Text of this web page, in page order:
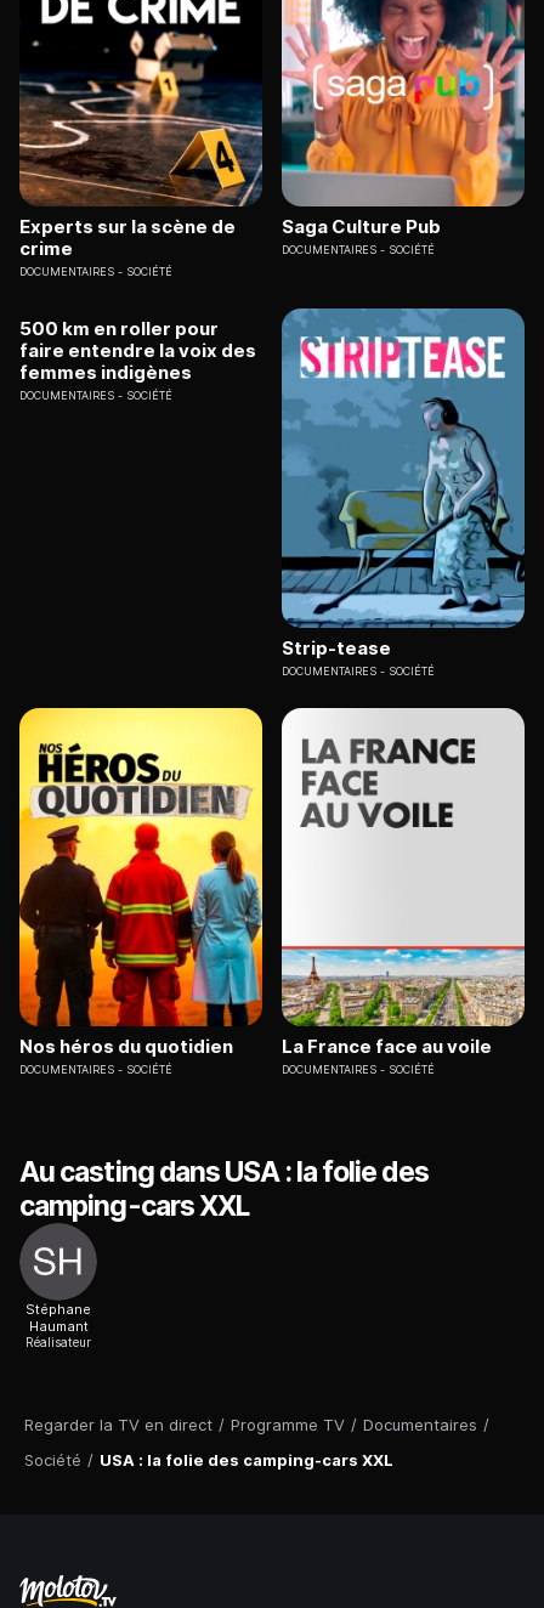
Regarder la TV en direct / Programme TV / Documentaires /
Société / USA : la folie des camping-cars XXL
Experts sur la scène de
crime
DOCUMENTAIRES SOCIÉTÉ
Saga Culture Pub
DOCUMENTAIRES SOCIÉTÉ
500 km en roller pour
faire entendre la voix des
femmes indigènes
DOCUMENTAIRES SOCIÉTÉ
Strip-tease
DOCUMENTAIRES SOCIÉTÉ
Nos héros du quotidien
DOCUMENTAIRES SOCIÉTÉ
La France face au voile
DOCUMENTAIRES SOCIÉTÉ
Au casting dans USA : la folie des
camping-cars XXL
Stéphane
Haumant
Réalisateur